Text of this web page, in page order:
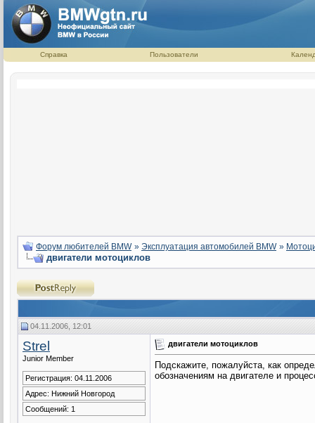
Справка Пользователи
Форум любителей BMW » Эксплуатация автомобилей BMW »
двигатели мотоциклов
04.11.2006, 12:01
Strel
Junior Member
Регистрация: 04.11.2006
Адрес: Нижний Новгород
Сообщений: 1
двигатели мотоциклов
Подскажите, пожалуйста, как
обозначениям на двигателе и